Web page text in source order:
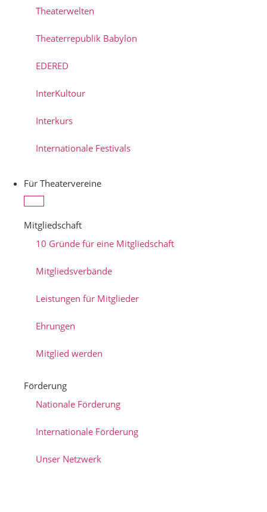
Theaterwelten
Theaterrepublik Babylon
EDERED
InterKultour
Interkurs
Internationale Festivals
Für Theatervereine
Mitgliedschaft
10 Gründe für eine Mitgliedschaft
Mitgliedsverbände
Leistungen für Mitglieder
Ehrungen
Mitglied werden
Förderung
Nationale Förderung
Internationale Förderung
Unser Netzwerk